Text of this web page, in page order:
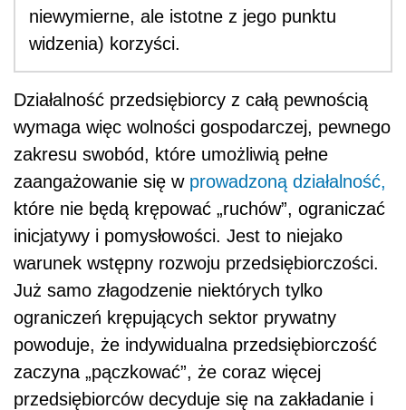
niewymierne, ale istotne z jego punktu
widzenia) korzyści.
Działalność przedsiębiorcy z całą pewnością
wymaga więc wolności gospodarczej, pewnego
zakresu swobód, które umożliwią pełne
zaangażowanie się w prowadzoną działalność,
które nie będą krępować „ruchów”, ograniczać
inicjatywy i pomysłowości. Jest to niejako
warunek wstępny rozwoju przedsiębiorczości.
Już samo złagodzenie niektórych tylko
ograniczeń krępujących sektor prywatny
powoduje, że indywidualna przedsiębiorczość
zaczyna „pączkować”, że coraz więcej
przedsiębiorców decyduje się na zakładanie i